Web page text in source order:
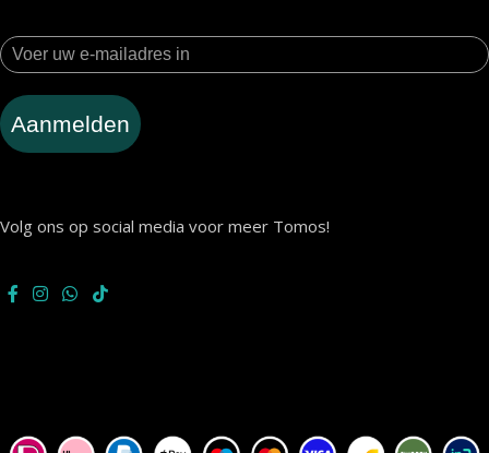
Aanmelden
Volg ons op social media voor meer Tomos!